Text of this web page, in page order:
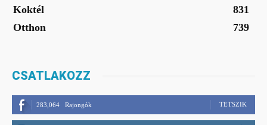
Koktél
831
Otthon
739
CSATLAKOZZ
283,064 Rajongók TETSZIK